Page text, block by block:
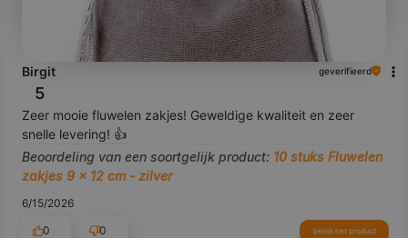
Birgit geverifieerd
5
Zeer mooie fluwelen zakjes! Geweldige kwaliteit en zeer
snelle levering! 👍️
Beoordeling van een soortgelijk product: 10 stuks Fluwelen
zakjes 9 x 12 cm - zilver
6/15/2026
0
0 bekijk het product